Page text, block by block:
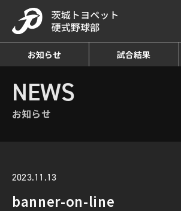
お知らせ 試合結果
HOME
NEWS
お知らせ
2023.11.13
banner-on-line